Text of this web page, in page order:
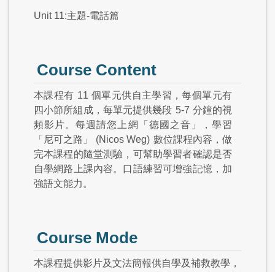
Unit 11:主題-電話篇
Course Content
本課程有 11 個單元供自主學習，每個單元有
四小節所組成，每單元提供幾段 5-7 分鐘的視
頻影片。每週請您上網「德國之音」，學習
「尼可之路」
(Nicos Weg) 數位課程內容，做
完本課程的隨堂測驗，可幫助學習者確認是否
自學網路上課內容。口語練習可增強記憶，加
強語文能力。
Course Mode
本課程提供影片及文法簡報供自學及補救教學，